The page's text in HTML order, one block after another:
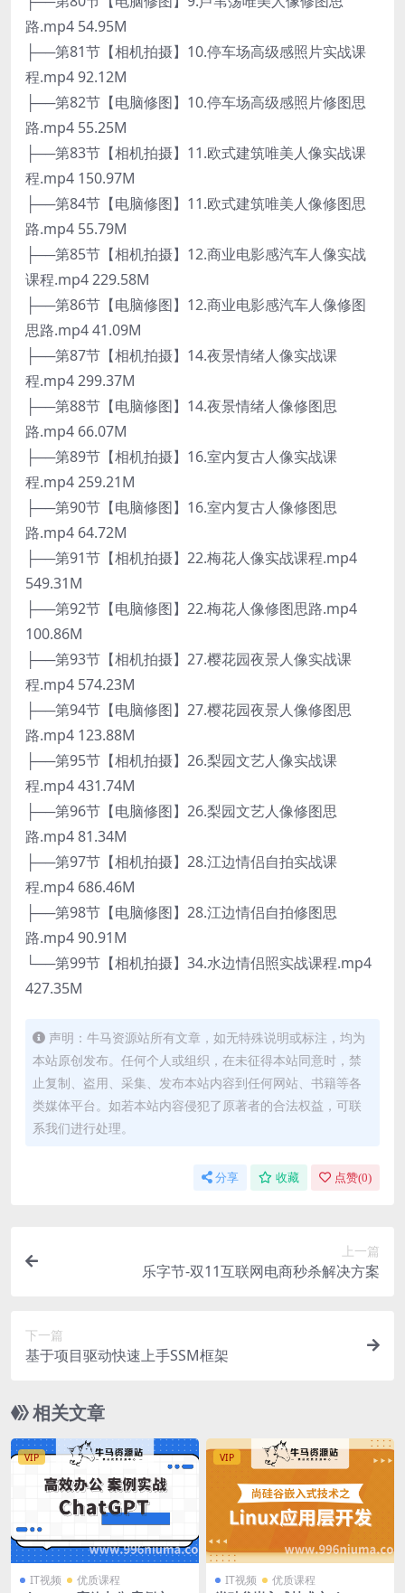
路.mp4 54.95M
├──第81节【相机拍摄】10.停车场高级感照片实战课
程.mp4 92.12M
├──第82节【电脑修图】10.停车场高级感照片修图思
路.mp4 55.25M
├──第83节【相机拍摄】11.欧式建筑唯美人像实战课
程.mp4 150.97M
├──第84节【电脑修图】11.欧式建筑唯美人像修图思
路.mp4 55.79M
├──第85节【相机拍摄】12.商业电影感汽车人像实战
课程.mp4 229.58M
├──第86节【电脑修图】12.商业电影感汽车人像修图
思路.mp4 41.09M
├──第87节【相机拍摄】14.夜景情绪人像实战课
程.mp4 299.37M
├──第88节【电脑修图】14.夜景情绪人像修图思
路.mp4 66.07M
├──第89节【相机拍摄】16.室内复古人像实战课
程.mp4 259.21M
├──第90节【电脑修图】16.室内复古人像修图思
路.mp4 64.72M
├──第91节【相机拍摄】22.梅花人像实战课程.mp4
549.31M
├──第92节【电脑修图】22.梅花人像修图思路.mp4
100.86M
├──第93节【相机拍摄】27.樱花园夜景人像实战课
程.mp4 574.23M
├──第94节【电脑修图】27.樱花园夜景人像修图思
路.mp4 123.88M
├──第95节【相机拍摄】26.梨园文艺人像实战课
程.mp4 431.74M
├──第96节【电脑修图】26.梨园文艺人像修图思
路.mp4 81.34M
├──第97节【相机拍摄】28.江边情侣自拍实战课
程.mp4 686.46M
├──第98节【电脑修图】28.江边情侣自拍修图思
路.mp4 90.91M
└──第99节【相机拍摄】34.水边情侣照实战课程.mp4
427.35M
声明：牛马资源站所有文章，如无特殊说明或标注，均为
本站原创发布。任何个人或组织，在未征得本站同意时，禁
止复制、盗用、采集、发布本站内容到任何网站、书籍等各
类媒体平台。如若本站内容侵犯了原著者的合法权益，可联
系我们进行处理。
分享 收藏 点赞(0)
上一篇
乐字节-双11互联网电商秒杀解决方案
下一篇
基于项目驱动快速上手SSM框架
相关文章
VIP
IT视频 优质课程
VIP
IT视频 优质课程